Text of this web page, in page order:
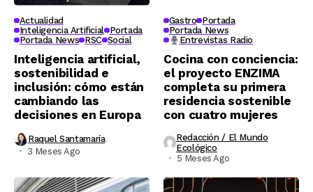
Actualidad
Inteligencia Artificial Portada
Portada News RSC Social
Inteligencia artificial,
sostenibilidad e
inclusión: cómo están
cambiando las
decisiones en Europa
Raquel Santamaría
3 Meses Ago
Gastro Portada
Portada News
Entrevistas Radio
Cocina con conciencia:
el proyecto ENZIMA
completa su primera
residencia sostenible
con cuatro mujeres
Redacción / El Mundo
Ecológico
5 Meses Ago